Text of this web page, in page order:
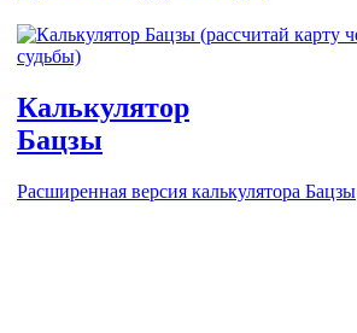
Калькулятор
Бацзы
Расширенная версия калькулятора Бацзы